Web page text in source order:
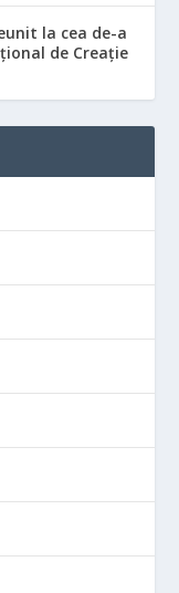
la cea de-a
de Creație